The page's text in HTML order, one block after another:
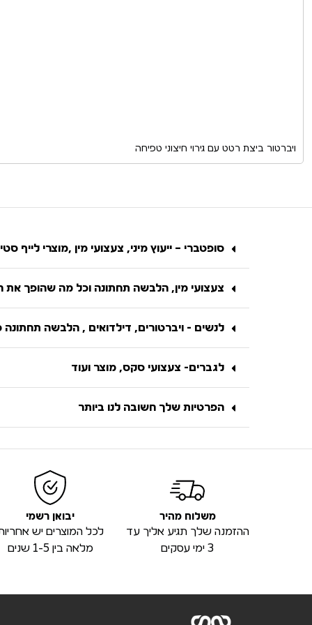
ויברטור ביצת רטט עם גירוי חיצוני טפיחה
סופטברי – ייעוץ מיני, צעצועי מין ,מוצרי לייף
צעצועי מין, הלבשה תחתונה וכל מה שהופך את
לנשים - ויברטורים, דילדואים , הלבשה תחתונה
לגברים- צעצועי סקס, מוצר ועוד
הפרטיות שלך חשובה לנו ביותר
משלוח מהיר
ההזמנה שלך תגיע אליך עד
3 ימי עסקים
יבואן רשמי
לכל המוצרים יש
מלאה בין 1-5 שנים